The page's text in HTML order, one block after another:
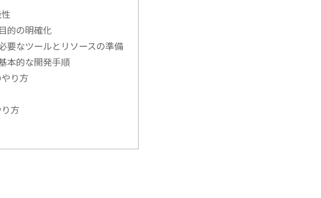
的の明確化
要なツールとリソースの準備
本的な開発手順
り方
方